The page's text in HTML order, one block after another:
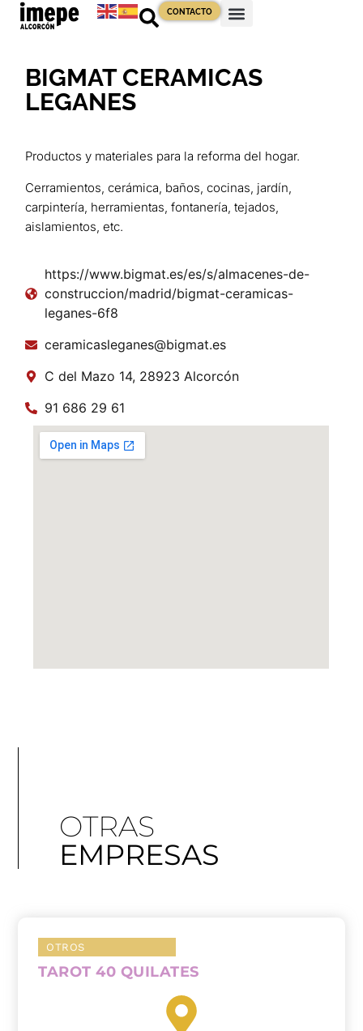
CONTACTO
BIGMAT CERAMICAS
LEGANES
Productos y materiales para la reforma del hogar.
Cerramientos, cerámica, baños, cocinas, jardín,
carpintería, herramientas, fontanería, tejados,
aislamientos, etc.
https://www.bigmat.es/es/s/almacenes-de-
construccion/madrid/bigmat-ceramicas-
leganes-6f8
ceramicasleganes@bigmat.es
C del Mazo 14, 28923 Alcorcón
91 686 29 61
OTRAS
EMPRESAS
OTROS
TAROT 40 QUILATES